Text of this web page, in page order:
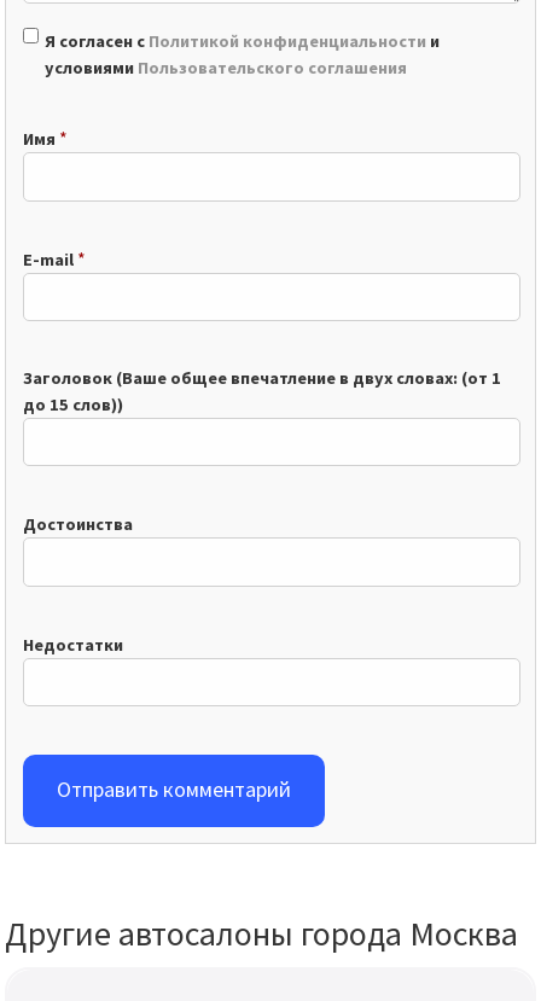
Я согласен с Политикой конфиденциальности и
условиями Пользовательского соглашения
Имя *
E-mail *
Заголовок (Ваше общее впечатление в двух словах: (от 1
до 15 слов))
Достоинства
Недостатки
Отправить комментарий
Другие автосалоны города Москва